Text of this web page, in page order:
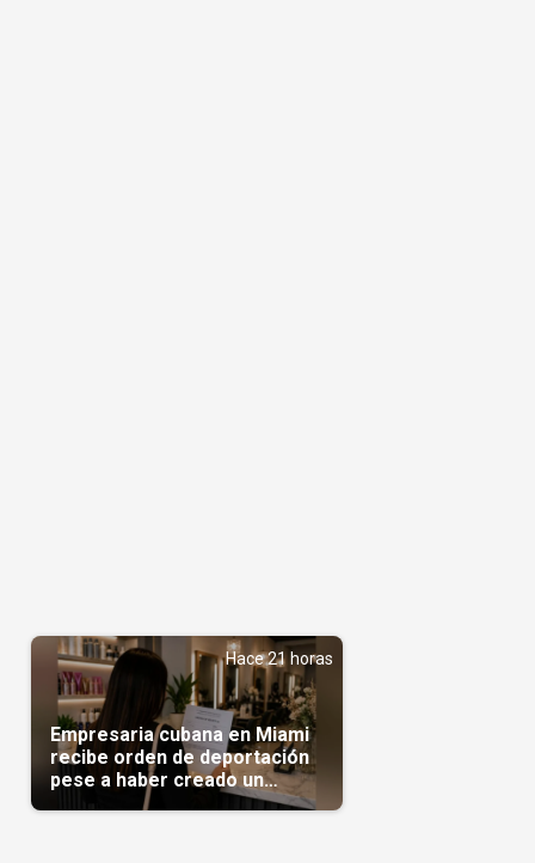
Hace 21 horas
Empresaria cubana en Miami
recibe orden de deportación
pese a haber creado un